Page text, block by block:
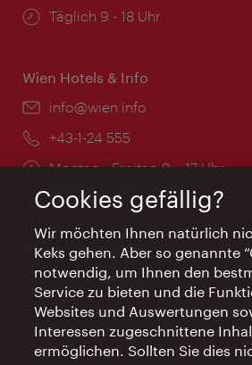
Öffnungszeiten:
Täglich 9 - 18 Uhr
Wien Hotels & Info
Email:
info@wien.info
Telefon:
+43-1-24 555
Öffnungszeiten:
Montag - Freitag 9 – 17 Uhr
Feiertags geschlossen
AI Concierge Wien
Ort:
concierge.wien.info
Öffnungszeiten:
Informationen rund um die Uhr
Cookies gefällig?
Wir möchten Ihnen natürlich
Keks gehen. Aber so genannte
notwendig, um Ihnen den
Service zu bieten und die
Websites und Auswertungen
Interessen zugeschnittene
ermöglichen. Sollten Sie dies